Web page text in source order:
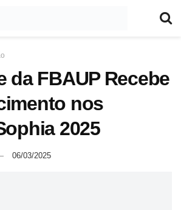
da FBAUP Recebe
nos
2025
06/03/2025